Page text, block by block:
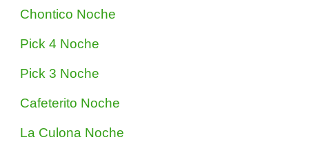
Chontico Noche
Pick 4 Noche
Pick 3 Noche
Cafeterito Noche
La Culona Noche